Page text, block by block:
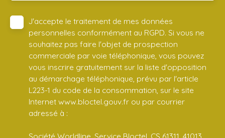
J'accepte le traitement de mes données
personnelles conformément au RGPD. Si vous ne
souhaitez pas faire l'objet de prospection
commerciale par voie téléphonique, vous pouvez
vous inscrire gratuitement sur la liste d'opposition
au démarchage téléphonique, prévu par l'article
L223-1 du code de la consommation, sur le site
Internet www.bloctel.gouv.fr ou par courrier
adressé à :